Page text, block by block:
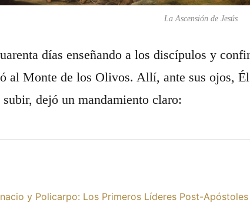
La Ascensión de Jesús
días enseñando a los discípulos y
al Monte de los Olivos. Allí, ante sus ojos,
subir, dejó un mandamiento claro:
y Policarpo: Los Primeros Líderes Post-Apóstoles